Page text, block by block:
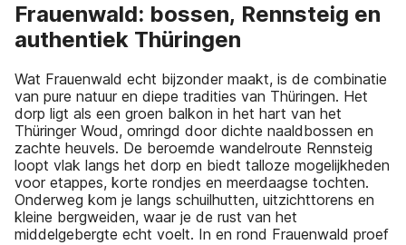
Frauenwald: bossen, Rennsteig en
authentiek Thüringen
Wat Frauenwald echt bijzonder maakt, is de combinatie
van pure natuur en diepe tradities van Thüringen. Het
dorp ligt als een groen balkon in het hart van het
Thüringer Woud, omringd door dichte naaldbossen en
zachte heuvels. De beroemde wandelroute Rennsteig
loopt vlak langs het dorp en biedt talloze mogelijkheden
voor etappes, korte rondjes en meerdaagse tochten.
Onderweg kom je langs schuilhutten, uitzichttorens en
kleine bergweiden, waar je de rust van het
middelgebergte echt voelt. In en rond Frauenwald proef